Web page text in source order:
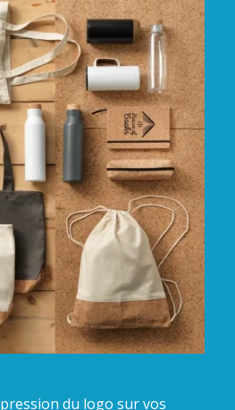
du logo sur vos